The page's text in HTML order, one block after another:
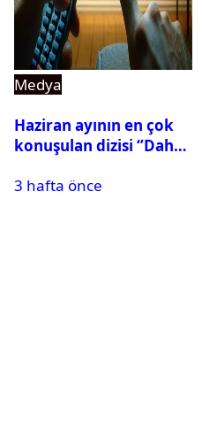
Medya
Haziran ayının en çok
konuşulan dizisi ‘’Daha
3 hafta önce